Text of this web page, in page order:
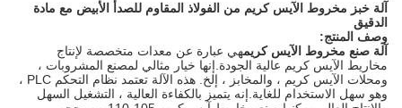
آلة خبز مخروط الآيس كريم من الفولاذ المقاوم للصدأ الأبيض مع مادة
الدقيق
وصف المنتج:
آلة صنع مخروط الآيس كريمهي عبارة عن معدات متخصصة لإنتاج
مخاريط الآيس كريم عالية الجودة.إنها خيار مثالي لمصنع المشروبات ،
ومحلات الآيس كريم ، والمخابز ، إلخ. هذه الآلة تعتمد نظام التحكم PLC ،
وهو سهل الاستخدام للغاية.إنه يتميز بالكفاءة العالية ، التشغيل السهل